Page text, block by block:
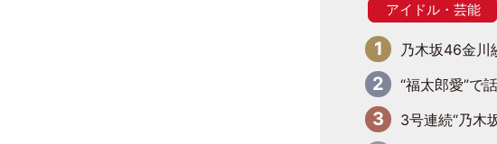
アイドル・芸能
乃木坂46金川紗耶『
“福太郎愛”で話題…乃木坂46一ノ瀬美空
3号連続“乃木坂46祭り” ラストを飾るのは賀喜